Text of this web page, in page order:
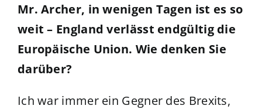
Mr. Archer, in wenigen Tagen ist es so
weit – England verlässt endgültig die
Europäische Union. Wie denken Sie
darüber?
Ich war immer ein Gegner des Brexits,